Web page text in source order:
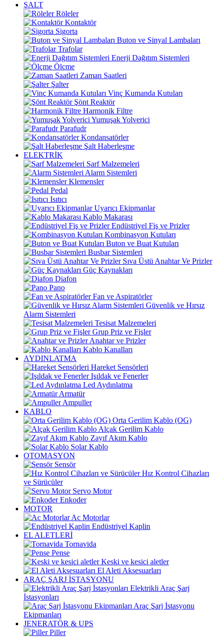
ŞALT
Röleler
Kontaktör
Sigorta
Buton ve Sinyal Lambaları
Trafolar
Enerji Dağıtım Sistemleri
Ölçme
Zaman Saatleri
Şalter
Vinç Kumanda Kutuları
Şönt Reaktör
Harmonik Filtre
Yumuşak Yolverici
Parafudr
Kondansatörler
Şalt Haberleşme
ELEKTRİK
Sarf Malzemeleri
Alarm Sistemleri
Klemensler
Pedal
Isıtıcı
Uyarıcı Ekipmanlar
Kablo Makarası
Endüstriyel Fiş ve Prizler
Kombinasyon Kutuları
Buton ve Buat Kutuları
Busbar Sistemleri
Sıva Üstü Anahtar Ve Prizler
Güç Kaynakları
Diafon
Pano
Fan ve Aspiratörler
Güvenlik ve Hırsız
Alarm Sistemleri
Tesisat Malzemeleri
Grup Priz ve Fişler
Anahtar ve Prizler
Kablo Kanalları
AYDINLATMA
Hareket Sensörleri
Işıldak ve Fenerler
Led Aydınlatma
Armatür
Ampuller
KABLO
Orta Gerilim Kablo (OG)
Alçak Gerilim Kablo
Zayıf Akım Kablo
Solar Kablo
OTOMASYON
Sensör
Hız Kontrol Cihazları
ve Sürücüler
Servo Motor
Enkoder
MOTOR
Ac Motorlar
Endüstriyel Kaplin
EL ALETLERİ
Tornavida
Pense
Keski ve kesici aletler
El Aleti Aksesuarları
ARAÇ ŞARJ İSTASYONU
Elektrikli Araç Şarj
İstasyonları
Araç Şarj İstasyonu
Ekipmanları
JENERATÖR & UPS
Piller